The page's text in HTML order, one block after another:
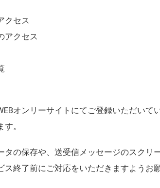
クセス
アクセス
オンリーサイトにてご登録いただいて
。
の保存や、送受信メッセージのスクリ
終了前にご対応をいただきますようお